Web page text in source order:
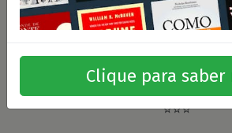
⭐⭐⭐
Clique para saber